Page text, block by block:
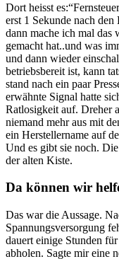
Dort heisst
erst 1 Sekunde nach
dann mache ich mal das
gemacht hat..und was
und dann wieder
betriebsbereit ist, kann
stand nach ein paar
erwähnte Signal hatte
Ratlosigkeit auf. Dreher
niemand mehr aus mit
ein Herstellername auf
Und es gibt sie noch.
der alten Kiste.
Da können wir
Das war die Aussage.
Spannungsversorgung
dauert einige Stunden
abholen. Sagte mir eine